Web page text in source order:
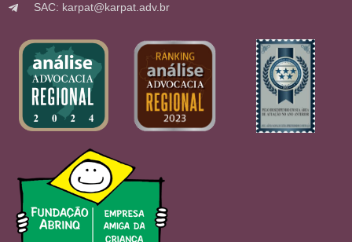
SAC: karpat@karpat.adv.br